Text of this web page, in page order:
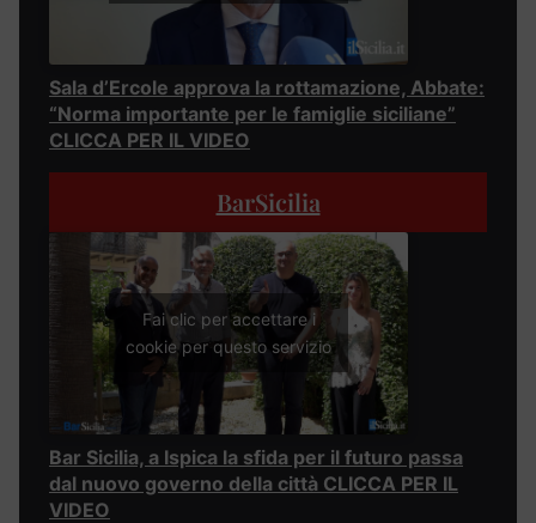
Sala d’Ercole approva la rottamazione, Abbate:
“Norma importante per le famiglie siciliane”
CLICCA PER IL VIDEO
BarSicilia
Fai clic per accettare i
cookie per questo servizio
Bar Sicilia, a Ispica la sfida per il futuro passa
dal nuovo governo della città CLICCA PER IL
VIDEO